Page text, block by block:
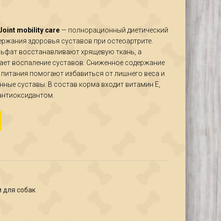
mobility care— полнорационный диетический
здоровья суставов при остеоартрите.
восстанавливают хрящевую ткань, а
воспаление суставов. Сниженное содержание
помогают избавиться от лишнего веса и
суставы. В состав корма входит витамин Е,
для собак